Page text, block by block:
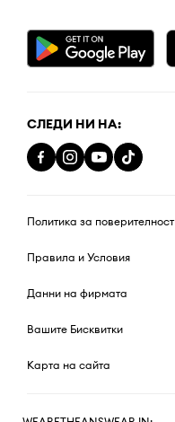
СЛЕДИ НИ НА:
Политика за поверителност
Правила и Условия
Данни на фирмата
Вашите Бисквитки
Карта на сайта